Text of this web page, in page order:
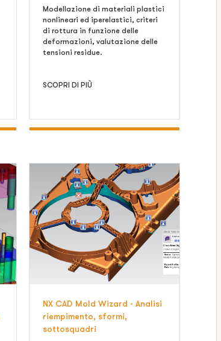
Modellazione di materiali plastici
nonlineari ed iperelastici, criteri
di rottura in funzione delle
deformazioni, valutazione delle
tensioni residue.
SCOPRI DI PIÙ
NX CAD Mold Wizard - Analisi
riempimento, sformi,
sottosquadri